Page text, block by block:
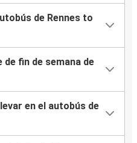
de Rennes to
de fin de semana de
en el autobús de